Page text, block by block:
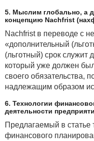
5. Мыслим глобально, а
концепцию Nachfrist
Nachfrist в переводе с
«дополнительный
(льготный) срок служит
который уже должен
своего обязательства,
надлежащим образом
6. Технологии
деятельности
Предлагаемый в статье
финансового